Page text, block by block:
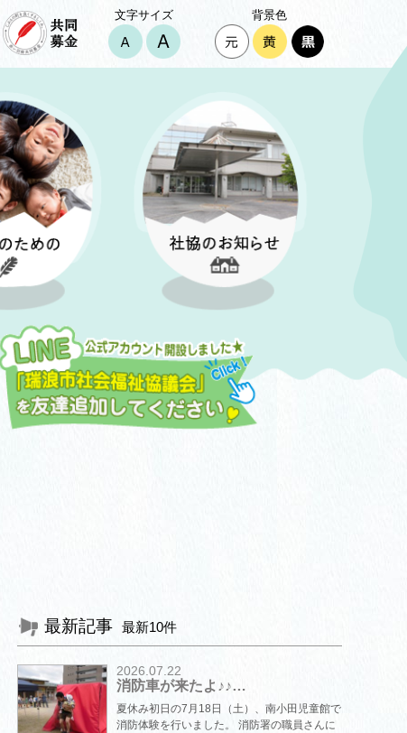
文字サイズ 背景色
最新記事 最新10件
2026.07.22
消防車が来たよ♪♪…
夏休み初日の7月18日（土）、南小田児童館で
消防体験を行いました。 消防署の職員さんに